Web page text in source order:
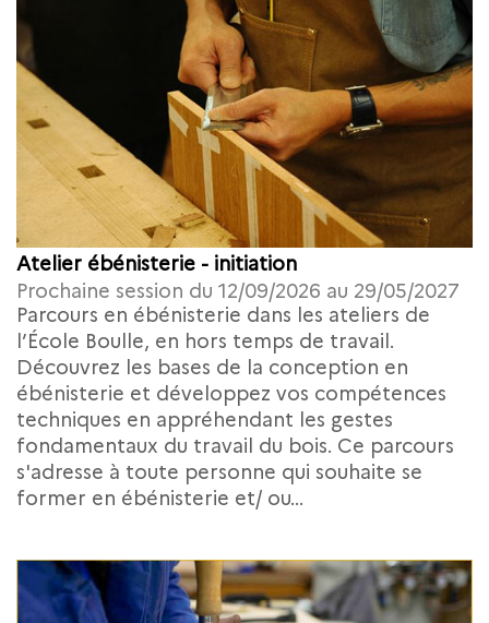
Atelier ébénisterie - initiation
Prochaine session du 12/09/2026 au 29/05/2027
Parcours en ébénisterie dans les ateliers de
l’École Boulle, en hors temps de travail.
Découvrez les bases de la conception en
ébénisterie et développez vos compétences
techniques en appréhendant les gestes
fondamentaux du travail du bois. Ce parcours
s'adresse à toute personne qui souhaite se
former en ébénisterie et/ ou...